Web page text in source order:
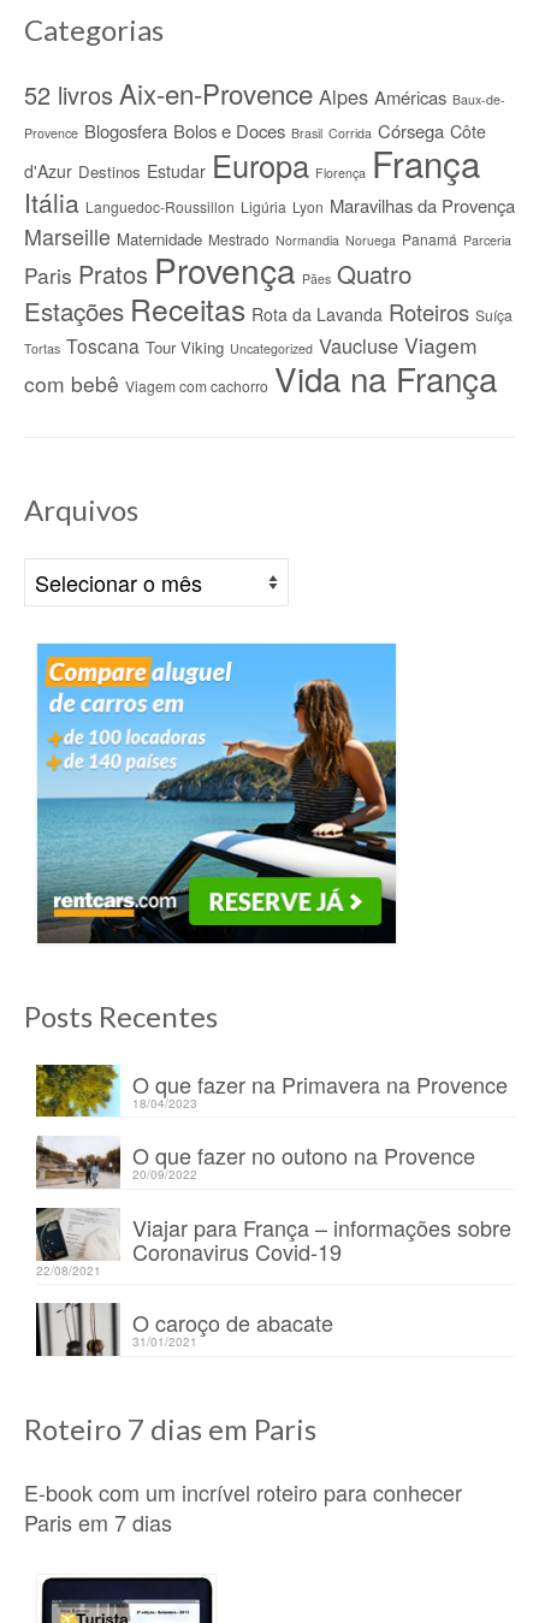
Categorias
52 livros Aix-en-Provence Alpes Américas Baux-de-
Provence Blogosfera Bolos e Doces Brasil Corrida Córsega Côte
d'Azur Destinos Estudar Europa Florença França
Itália Languedoc-Roussillon Ligúria Lyon Maravilhas da Provença
Marseille Maternidade Mestrado Normandia Noruega Panamá Parceria
Paris Pratos Provença Pães Quatro
Estações Receitas Rota da Lavanda Roteiros Suíça
Tortas Toscana Tour Viking Uncategorized Vaucluse Viagem
com bebê Viagem com cachorro Vida na França
Arquivos
Arquivos
Posts Recentes
O que fazer na Primavera na Provence
18/04/2023
O que fazer no outono na Provence
20/09/2022
Viajar para França – informações sobre
Coronavirus Covid-19
22/08/2021
O caroço de abacate
31/01/2021
Roteiro 7 dias em Paris
E-book com um incrível roteiro para conhecer
Paris em 7 dias